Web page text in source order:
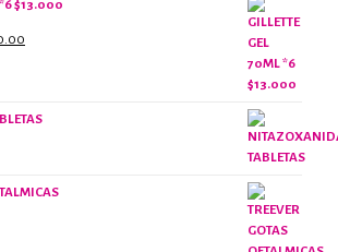
$13,000.00.
*6 $13.000
$13,000.00.